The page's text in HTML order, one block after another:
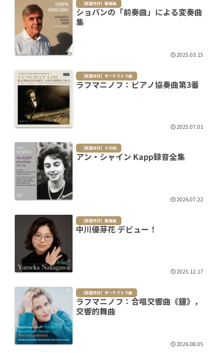
［新譜月評］鍵盤曲
ショパンの「前奏曲」による変奏曲
集
2025.03.15
［新譜月評］オーケストラ曲
ラフマニノフ：ピアノ協奏曲第3番
2025.07.01
［新譜月評］その他
アン・シャイン Kapp録音全集
2026.07.22
［新譜月評］鍵盤曲
中川優芽花 デビュー！
2025.12.17
［新譜月評］オーケストラ曲
ラフマニノフ：合唱交響曲《鐘》，
交響的舞曲
2026.08.05